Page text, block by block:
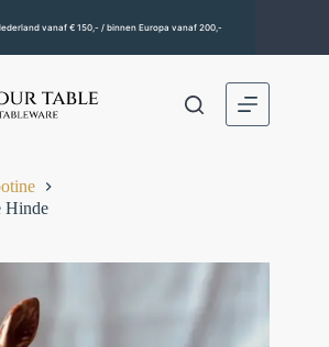
vanaf € 150,- / binnen Europa vanaf 200,-
Hinde